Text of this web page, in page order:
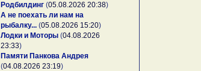
Родбилдинг(05.08.2026 20:38)
А не поехать ли нам на
рыбалку...(05.08.2026 15:20)
Лодки и Моторы(04.08.2026
23:33)
Памяти Панкова Андрея
(04.08.2026 23:19)